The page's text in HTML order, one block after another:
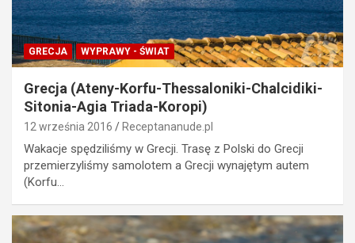
GRECJA WYPRAWY - ŚWIAT
Grecja (Ateny-Korfu-Thessaloniki-Chalcidiki-
Sitonia-Agia Triada-Koropi)
12 września 2016 Receptananude.pl
Wakacje spędziliśmy w Grecji. Trasę z Polski do Grecji
przemierzyliśmy samolotem a Grecji wynajętym autem
(Korfu…